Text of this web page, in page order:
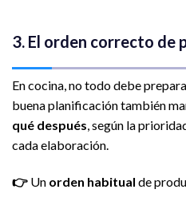
3. El orden correcto de
En cocina, no todo debe
buena planificación también
qué después, según la
cada elaboración.
👉 Un orden habitual de